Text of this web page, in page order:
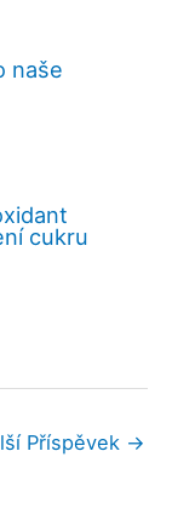
naše
cukru
Příspěvek →